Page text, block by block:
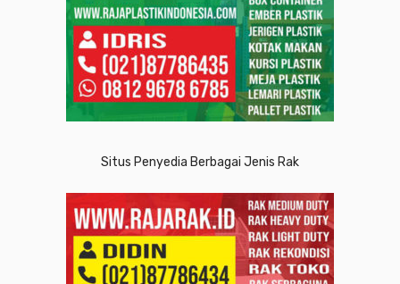
Situs Penyedia Berbagai Jenis Rak